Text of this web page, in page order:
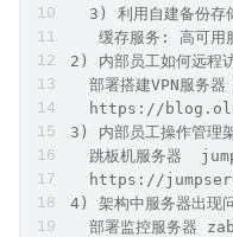
3) 利用自建备份存
缓存服务: 高可用
2) 内部员工如何远程
部署搭建VPN服务
https://
3) 内部员工操作管理
跳板机服务器
https://
4) 架构中服务器出现
部署监控服务器